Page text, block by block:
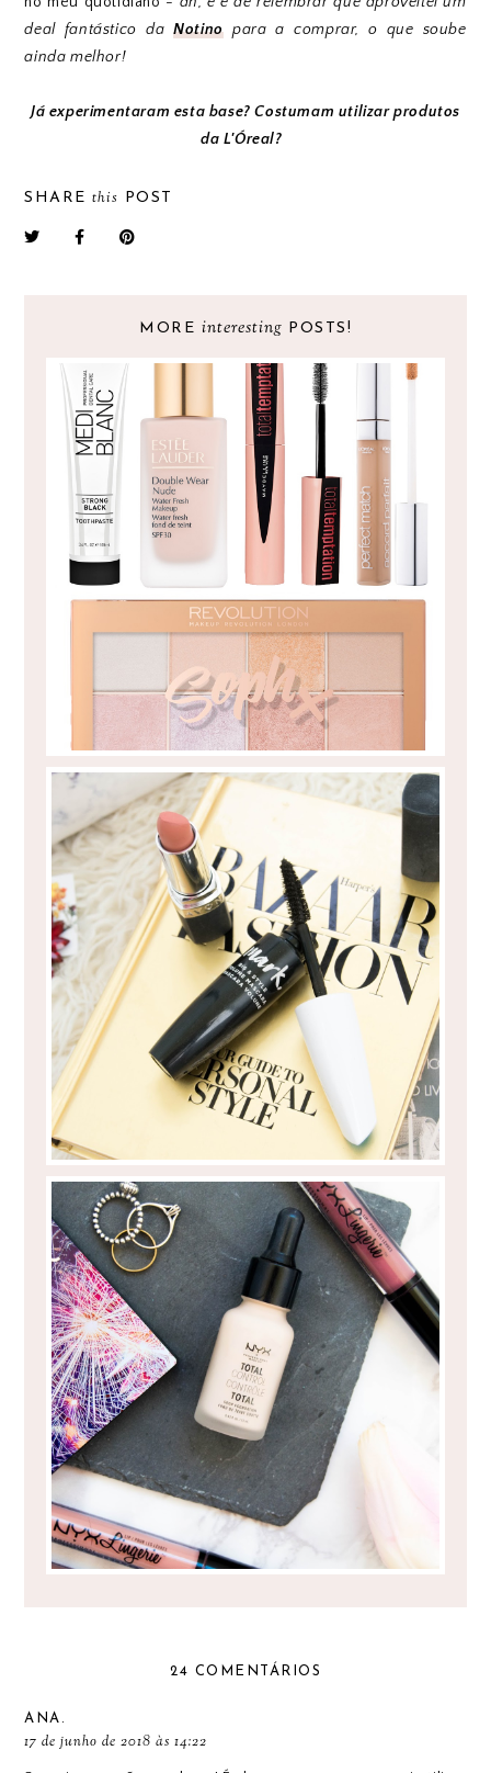
deal fantástico daNotinopara a comprar, o que soube
ainda melhor!
Já experimentaram esta base? Costumam utilizar produtos
da L'Óreal?
SHAREthis POST
MORE interesting POSTS!
NA MINHA BEAUTY WISHLIST...
DOIS PRODUTOS AVON QUE NÃO
DISPENSO
NYX TOTAL CONTROL DROP
FOUNDATION
24 COMENTÁRIOS
ANA.
17 de junho de 2018 às 14:22